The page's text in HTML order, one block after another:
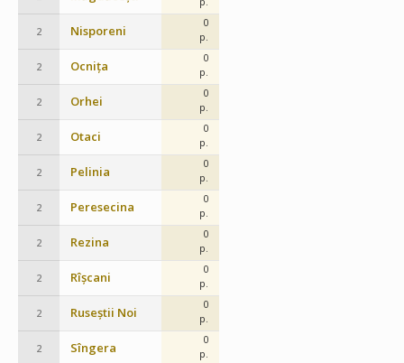
2 Nisporeni
0
p.
2 Ocnița
0
p.
2 Orhei
0
p.
2 Otaci
0
p.
2 Pelinia
0
p.
2 Peresecina
0
p.
2 Rezina
0
p.
2 Rîșcani
0
p.
2 Ruseștii Noi
0
p.
2 Sîngera
0
p.